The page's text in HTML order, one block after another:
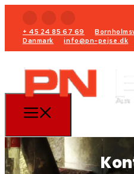
+ 45 24 85 67 69
Danmark
info@pn-pejse.dk